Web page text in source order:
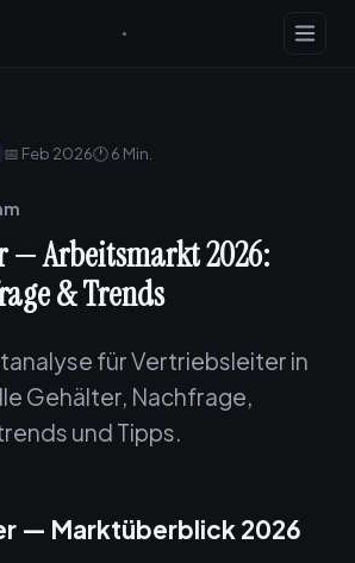
📅 Feb 2026🕐 6 Min.
— Arbeitsmarkt 2026:
& Trends
für Vertriebsleiter in
Gehälter, Nachfrage,
und Tipps.
— Marktüberblick 2026